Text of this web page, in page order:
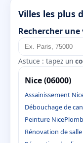
Villes les plus
Rechercher une
Astuce : tapez un
Nice (06000)
Assainissement
Débouchage de
Peinture Nice
Rénovation de